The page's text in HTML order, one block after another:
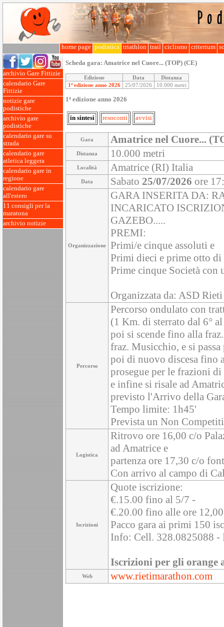
home page podistica triathlon trail ciclismo criterium
archivio Gare Fittizie
calendario Gare
Fittizie
notizie gare
podistiche
archivio gare
podistiche
calendario gare su
strada
calendario gare
atletica leggera
calendario gare in
regione
calendario gare
all'estero
11 consigli per la
maratona
archivio notizie
Scheda gara: Amatrice nel Cuore... (TOP) (CE)
Edizione Data
Distanza
1ª edizione anno 2026
25/07/2026 10.000 metri
1ª edizione anno 2026
in sintesi resoconti avvisi
Gara Amatrice nel Cuore...
Distanza 10.000 metri
Località Amatrice (RI) Italia
Data Sabato 25/07/2026 ore
Organizzazione
GARA INSERITA DA:
INCARICATO
GAZEBO.....
PREMI:
Primi/e cinque assoluti e
Primi dieci e prime otto di
Prime cinque Società
Organizzata da: ASD
Percorso
Percorso ondulato con
(1 Km. di sterrato dal 6°
poi si scende fino alla
fraz. Musicchio, e si
poi di nuovo discesa fino
prosegue per le frazioni
e infine si risale ad
previsto l'Arrivo della
Tempo limite: 1h45'
Prevista un Non
Logistica
Ritrovo ore 16,00 c/o
ad Amatrice e
partenza ore 17,30 c/o
Con arrivo al campo di
Iscrizioni
Quote iscrizione:
€.15.00 fino al 5/7 -
€.20.00 fino alle ore
Pacco gara ai primi 150
Info: Cell. 328.0825088
Iscrizioni per gli orange
Web www.rietimarathon.com